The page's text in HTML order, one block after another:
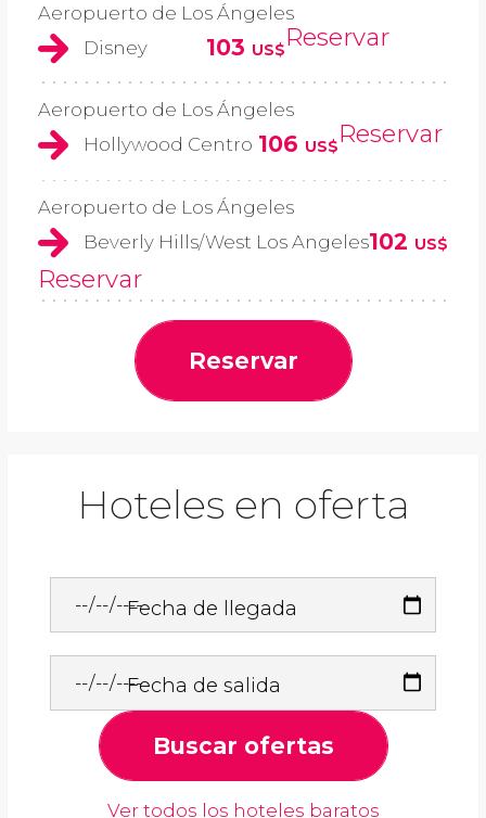
Aeropuerto de Los Ángeles
Disney
103 US$Reservar
Aeropuerto de Los Ángeles
Hollywood Centro 106 US$Reservar
Aeropuerto de Los Ángeles
Beverly Hills/West Los Angeles102 US$
Reservar
Reservar
Hoteles en oferta
Fecha de llegada
Fecha de salida
Buscar ofertas
Ver todos los hoteles baratos